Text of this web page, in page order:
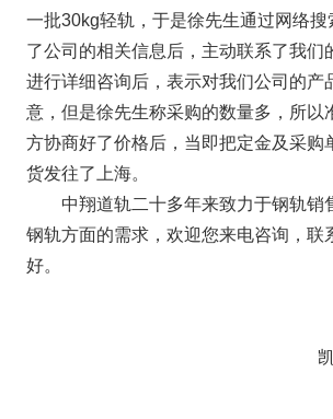
一批30kg轻轨，于是徐先生通过网络搜
了公司的相关信息后，主动联系了我
进行详细咨询后，表示对我们公司的
意，但是徐先生称采购的数量多，所
方协商好了价格后，当即把定金及采
货发往了上海。
中翔道轨二十多年来致力于钢轨
钢轨方面的需求，欢迎您来电咨询，
好。
凯